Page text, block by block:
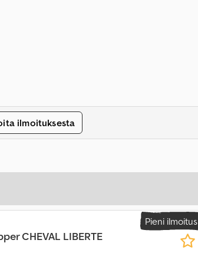
ilmoituksesta
Pieni ilmoitus
CHEVAL LIBERTE